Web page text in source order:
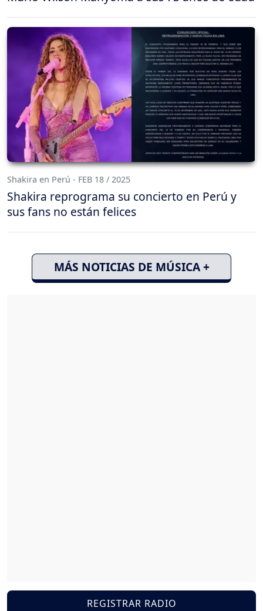
Shakira en Perú - FEB 18 / 2025
Shakira reprograma su concierto en Perú y
sus fans no están felices
MÁS NOTICIAS DE MÚSICA +
REGISTRAR RADIO